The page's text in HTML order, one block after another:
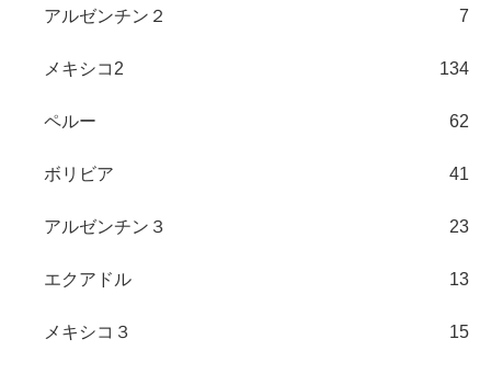
アルゼンチン２ 7
メキシコ2 134
ペルー 62
ボリビア 41
アルゼンチン３ 23
エクアドル 13
メキシコ３ 15